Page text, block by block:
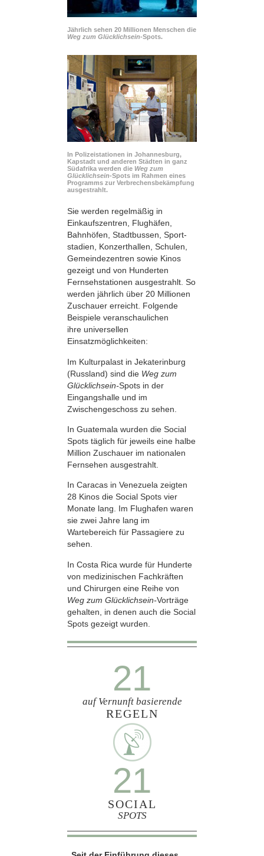
Jährlich sehen 20 Millionen Menschen die
Weg zum Glücklichsein-Spots.
In Polizeistationen in Johannesburg,
Kapstadt und anderen Städten in ganz
Südafrika werden die Weg zum
Glücklichsein-Spots im Rahmen eines
Programms zur Verbrechensbekämpfung
ausgestrahlt.
Sie werden regelmäßig in
Einkaufszentren, Flughäfen,
Bahnhöfen, Stadtbussen, Sport­
stadien, Konzerthallen, Schulen,
Gemeindezentren sowie Kinos
gezeigt und von Hunderten
Fernsehstationen ausgestrahlt. So
werden jährlich über 20 Millionen
Zuschauer erreicht. Folgende
Beispiele veranschaulichen
ihre universellen
Einsatzmöglichkeiten:
Im Kulturpalast in Jekaterinburg
(Russland) sind die Weg zum
Glücklichsein-Spots in der
Eingangshalle und im
Zwischengeschoss zu sehen.
In Guatemala wurden die Social
Spots täglich für jeweils eine halbe
Million Zuschauer im nationalen
Fernsehen ausgestrahlt.
In Caracas in Venezuela zeigten
28 Kinos die Social Spots vier
Monate lang. Im Flughafen waren
sie zwei Jahre lang im
Wartebereich für Passagiere zu
sehen.
In Costa Rica wurde für Hunderte
von medizinischen Fachkräften
und Chirurgen eine Reihe von
Weg zum Glücklichsein-Vorträge
gehalten, in denen auch die Social
Spots gezeigt wurden.
21
auf Vernunft basierende
REGELN
21
SOCIAL
SPOTS